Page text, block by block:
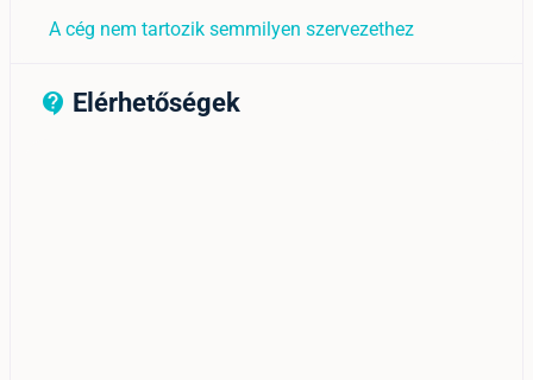
A cég nem tartozik semmilyen szervezethez
contact_support_outline
Elérhetőségek